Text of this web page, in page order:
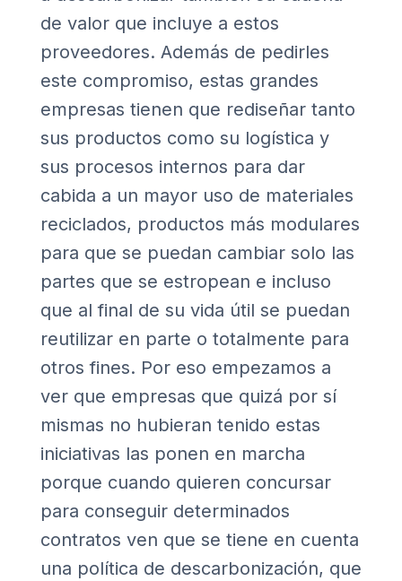
de valor que incluye a estos
proveedores. Además de pedirles
este compromiso, estas grandes
empresas tienen que rediseñar tanto
sus productos como su logística y
sus procesos internos para dar
cabida a un mayor uso de materiales
reciclados, productos más modulares
para que se puedan cambiar solo las
partes que se estropean e incluso
que al final de su vida útil se puedan
reutilizar en parte o totalmente para
otros fines. Por eso empezamos a
ver que empresas que quizá por sí
mismas no hubieran tenido estas
iniciativas las ponen en marcha
porque cuando quieren concursar
para conseguir determinados
contratos ven que se tiene en cuenta
una política de descarbonización, que